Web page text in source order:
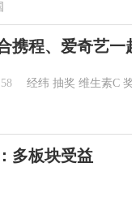
携程、爱奇艺
经纬 抽奖 维生素C
多板块受益